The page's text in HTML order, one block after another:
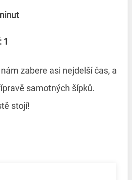
1
zabere asi nejdelší čas, a
samotných šípků.
stojí!